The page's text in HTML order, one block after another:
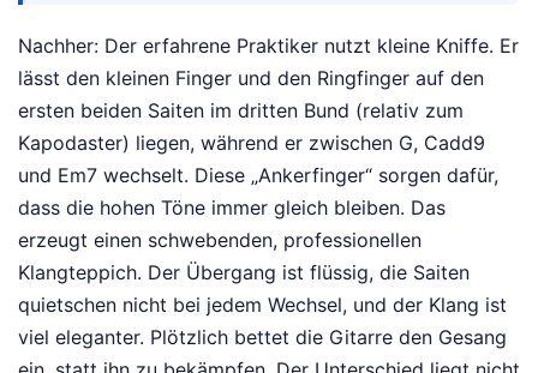
Nachher: Der erfahrene Praktiker nutzt kleine Kniffe. Er
lässt den kleinen Finger und den Ringfinger auf den
ersten beiden Saiten im dritten Bund (relativ zum
Kapodaster) liegen, während er zwischen G, Cadd9
und Em7 wechselt. Diese „Ankerfinger“ sorgen dafür,
dass die hohen Töne immer gleich bleiben. Das
erzeugt einen schwebenden, professionellen
Klangteppich. Der Übergang ist flüssig, die Saiten
quietschen nicht bei jedem Wechsel, und der Klang ist
viel eleganter. Plötzlich bettet die Gitarre den Gesang